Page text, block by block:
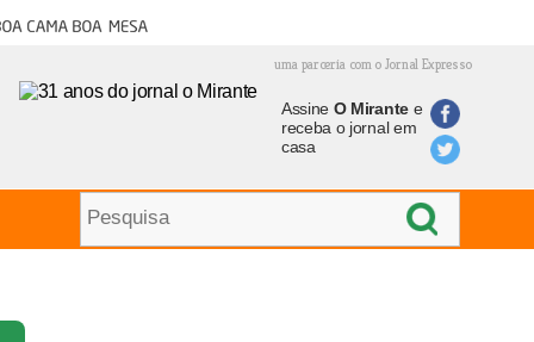
cama boa mesa
uma parceria com o Jornal Expresso
Assine O Mirantee
receba o jornal em
casa